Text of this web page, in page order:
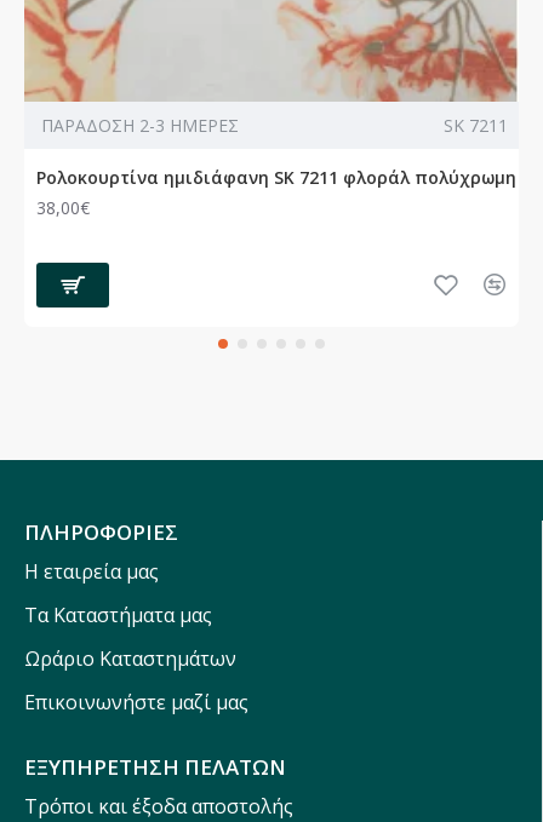
ΠΑΡΑΔΟΣΗ 2-3 ΗΜΕΡΕΣ SK 7211
Ρολοκουρτίνα ημιδιάφανη SK 7211 φλοράλ πολύχρωμη
38,00€
ΠΛΗΡΟΦΟΡΙΕΣ
Η εταιρεία μας
Τα Καταστήματα μας
Ωράριο Καταστημάτων
Επικοινωνήστε μαζί μας
ΕΞΥΠΗΡΕΤΗΣΗ ΠΕΛΑΤΩΝ
Τρόποι και έξοδα αποστολής